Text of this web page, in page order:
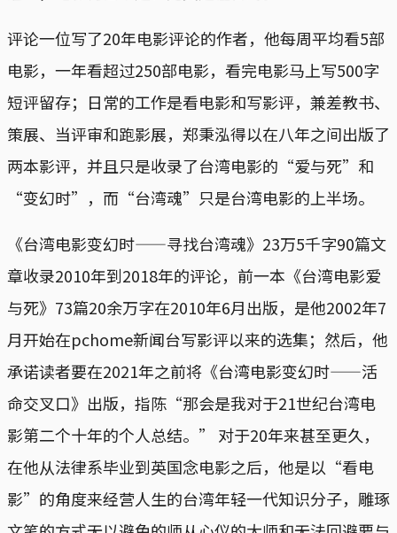
评论一位写了20年电影评论的作者，他每周平均看5部
电影，一年看超过250部电影，看完电影马上写500字
短评留存；日常的工作是看电影和写影评，兼差教书、
策展、当评审和跑影展，郑秉泓得以在八年之间出版了
两本影评，并且只是收录了台湾电影的“爱与死”和
“变幻时”，而“台湾魂”只是台湾电影的上半场。
《台湾电影变幻时——寻找台湾魂》23万5千字90篇文
章收录2010年到2018年的评论，前一本《台湾电影爱
与死》73篇20余万字在2010年6月出版，是他2002年7
月开始在pchome新闻台写影评以来的选集；然后，他
承诺读者要在2021年之前将《台湾电影变幻时——活
命交叉口》出版，指陈“那会是我对于21世纪台湾电
影第二个十年的个人总结。” 对于20年来甚至更久，
在他从法律系毕业到英国念电影之后，他是以“看电
影”的角度来经营人生的台湾年轻一代知识分子，雕琢